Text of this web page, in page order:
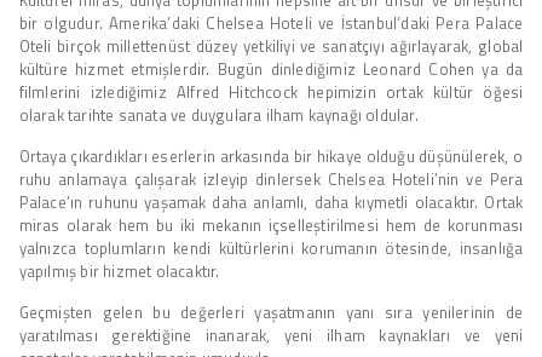
bir olgudur. Amerika’daki Chelsea Hoteli ve İstanbul’daki Pera Palace
Oteli birçok millettenüst düzey yetkiliyi ve sanatçıyı ağırlayarak, global
kültüre hizmet etmişlerdir. Bugün dinlediğimiz Leonard Cohen ya da
filmlerini izlediğimiz Alfred Hitchcock hepimizin ortak kültür öğesi
olarak tarihte sanata ve duygulara ilham kaynağı oldular.
Ortaya çıkardıkları eserlerin arkasında bir hikaye olduğu düşünülerek, o
ruhu anlamaya çalışarak izleyip dinlersek Chelsea Hoteli’nin ve Pera
Palace’ın ruhunu yaşamak daha anlamlı, daha kıymetli olacaktır. Ortak
miras olarak hem bu iki mekanın içselleştirilmesi hem de korunması
yalnızca toplumların kendi kültürlerini korumanın ötesinde, insanlığa
yapılmış bir hizmet olacaktır.
Geçmişten gelen bu değerleri yaşatmanın yanı sıra yenilerinin de
yaratılması gerektiğine inanarak, yeni ilham kaynakları ve yeni